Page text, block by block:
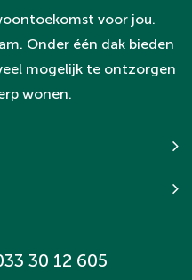
voor jou.
Onder één dak bieden
mogelijk te ontzorgen
wonen.
30 12 605